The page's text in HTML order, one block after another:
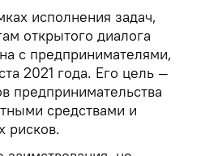
исполнения задач,
открытого диалога
с предпринимателями,
2021 года. Его цель —
предпринимательства
средствами и
рисков.